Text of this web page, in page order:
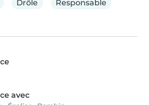
Drôle Responsable
avec